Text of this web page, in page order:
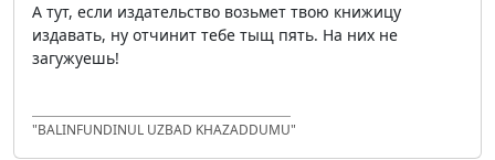
А тут, если издательство возьмет твою книжицу
издавать, ну отчинит тебе тыщ пять. На них не
загужуешь!
"BALINFUNDINUL UZBAD KHAZADDUMU"